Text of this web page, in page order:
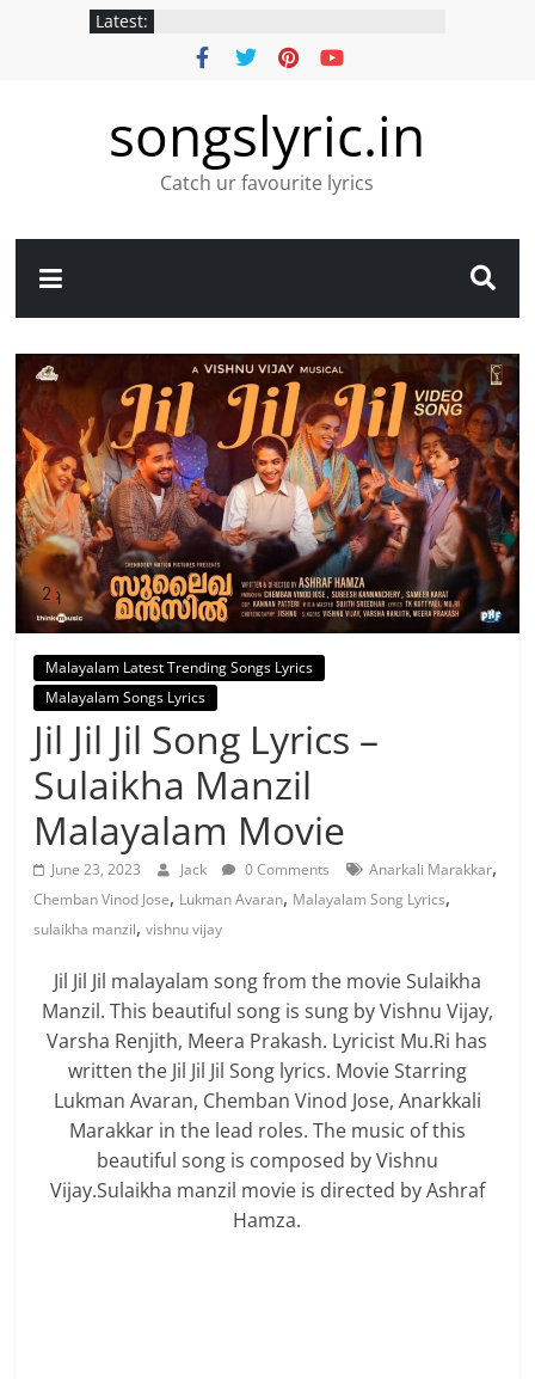
Latest:
songslyric.in
Catch ur favourite lyrics
Malayalam Latest Trending Songs Lyrics
Malayalam Songs Lyrics
Jil Jil Jil Song Lyrics –
Sulaikha Manzil
Malayalam Movie
June 23, 2023 Jack 0 Comments Anarkali Marakkar,
Chemban Vinod Jose, Lukman Avaran, Malayalam Song Lyrics,
sulaikha manzil,vishnu vijay
Jil Jil Jil malayalam song from the movie Sulaikha
Manzil. This beautiful song is sung by Vishnu Vijay,
Varsha Renjith, Meera Prakash. Lyricist Mu.Ri has
written the Jil Jil Jil Song lyrics. Movie Starring
Lukman Avaran, Chemban Vinod Jose, Anarkkali
Marakkar in the lead roles. The music of this
beautiful song is composed by Vishnu
Vijay.Sulaikha manzil movie is directed by Ashraf
Hamza.